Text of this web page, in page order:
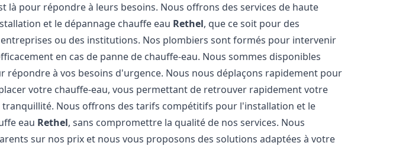
là pour répondre à leurs besoins. Nous offrons des services de haute
et le dépannage chauffe eau Rethel, que ce soit pour des
entreprises ou des institutions. Nos plombiers sont formés pour intervenir
en cas de panne de chauffe-eau. Nous sommes disponibles
répondre à vos besoins d'urgence. Nous nous déplaçons rapidement pour
votre chauffe-eau, vous permettant de retrouver rapidement votre
Nous offrons des tarifs compétitifs pour l'installation et le
eau Rethel, sans compromettre la qualité de nos services. Nous
sur nos prix et nous vous proposons des solutions adaptées à votre